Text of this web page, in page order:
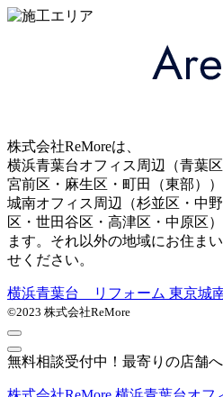
株式会社ReMoreは、
横浜青葉台オフィス周辺（青葉
宮前区・麻生区・町田（東部））
城南オフィス周辺（杉並区・中
区・世田谷区・高津区・中原区
ます。それ以外の地域にお住ま
せください。
横浜青葉台 リフォーム 東京城
©2023 株式会社ReMore
無料相談受付中！最寄りの店舗